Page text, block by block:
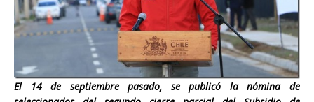
El 14 de septiembre pasado, se publicó la nómina de